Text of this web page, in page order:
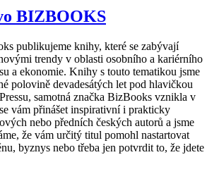
BIZBOOKS
publikujeme knihy, které se zabývají
trendy v oblasti osobního a kariérního
a ekonomie. Knihy s touto tematikou jsme
polovině devadesátých let pod hlavičkou
samotná značka BizBooks vznikla v
vám přinášet inspirativní i prakticky
nebo předních českých autorů a jsme
že vám určitý titul pomohl nastartovat
byznys nebo třeba jen potvrdit to, že jdete